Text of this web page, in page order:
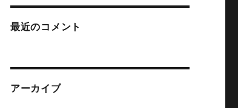
最近のコメント
アーカイブ